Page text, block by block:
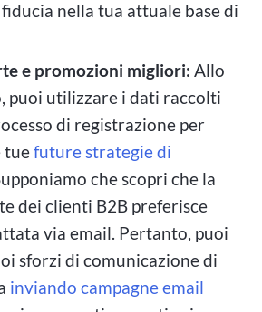
nella tua attuale base di
e promozioni migliori: Allo
puoi utilizzare i dati raccolti
di registrazione per
tuefuture strategie di
che scopri che la
dei clienti B2B preferisce
via email. Pertanto, puoi
sforzi di comunicazione di
inviando campagne email